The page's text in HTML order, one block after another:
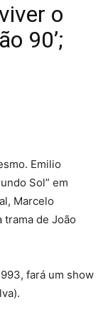
o
90’;
Emilio
Sol” em
Marcelo
trama de João
fará um show